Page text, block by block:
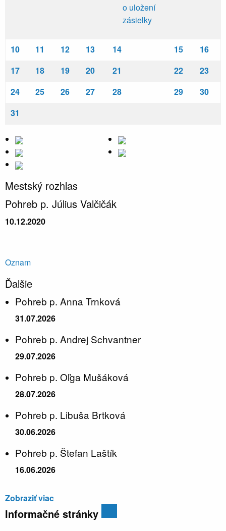
o uložení
zásielky
10 11 12 13 14 15
16
17
18 19 20 21 22
23
24
25 26 27 28 29
30
31
Mestský rozhlas
Pohreb p. Július Valčičák
10.12.2020
Oznam
Ďalšie
Pohreb p. Anna Trnková
31.07.2026
Pohreb p. Andrej Schvantner
29.07.2026
Pohreb p. Oľga Mušáková
28.07.2026
Pohreb p. Libuša Brtková
30.06.2026
Pohreb p. Štefan Laštík
16.06.2026
Zobraziť viac
Informačné stránky